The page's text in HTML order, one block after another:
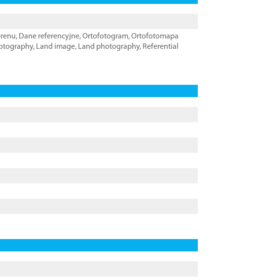
, Dane referencyjne,Ortofotogram,Ortofotomapa
, Land image, Land photography, Referential